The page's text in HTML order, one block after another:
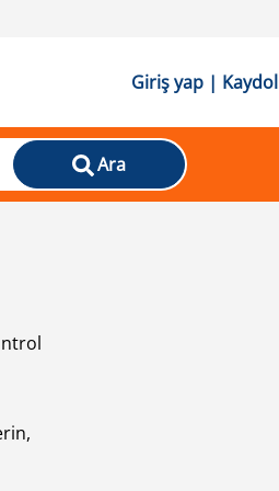
Giriş yap | Kaydol
Ara